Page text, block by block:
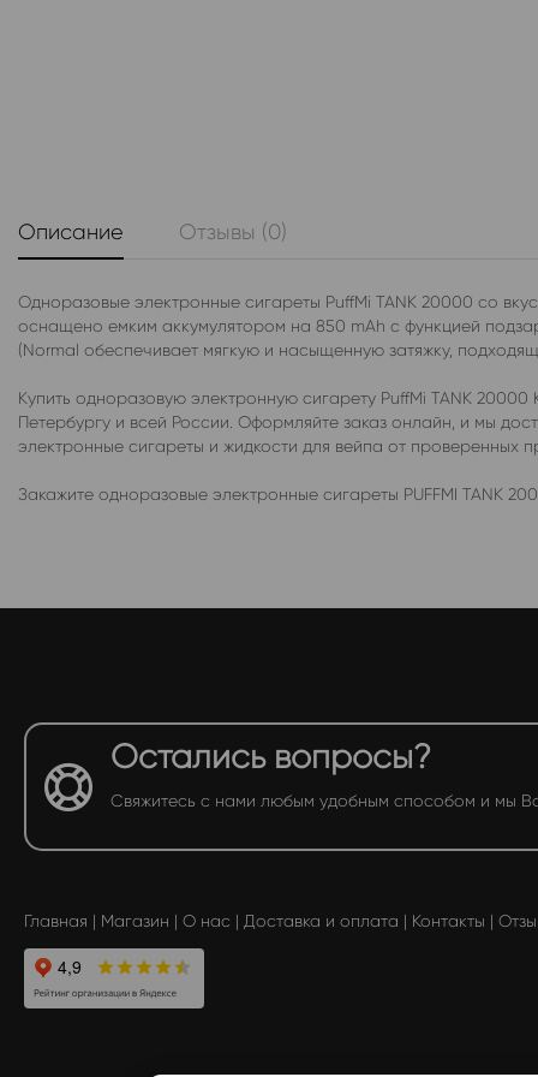
Описание Отзывы (0)
Одноразовые электронные сигареты PuffMi TANK 20000 со
оснащено емким аккумулятором на 850 mAh с функцией
(Normal обеспечивает мягкую и насыщенную затяжку,
Купить одноразовую электронную сигарету PuffMi TANK
Петербургу и всей России. Оформляйте заказ онлайн, и мы
электронные сигареты и жидкости для вейпа от проверенных
Закажите одноразовые электронные сигареты PUFFMI TANK
Остались вопросы?
Свяжитесь с нами любым удобным способом и мы
Главная | Магазин | О нас | Доставка и оплата | Контакты |